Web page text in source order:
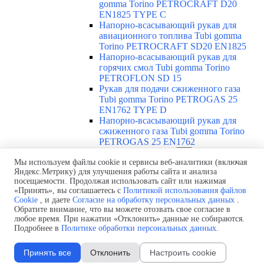
gomma Torino PETROCRAFT D20
EN1825 TYPE C
Напорно-всасывающий рукав для
авиационного топлива Tubi gomma
Torino PETROCRAFT SD20 EN1825
Напорно-всасывающий рукав для
горячих смол Tubi gomma Torino
PETROFLON SD 15
Рукав для подачи сжиженного газа
Tubi gomma Torino PETROGAS 25
EN1762 TYPE D
Напорно-всасывающий рукав для
сжиженного газа Tubi gomma Torino
PETROGAS 25 EN1762
Обзор абразивостойких рукавов
Напорно-всасывающий
абразивостойкий рукав Tubi gomma
Torino ABRACORR-FRA SD 10
Пескоструйный рукав Tubi gomma
Torino ABRASAND /12
Пескоструйный рукав Tubi gomma
Рукав для штукатурки Tubi gomma
Torino ABRAPLUS 40
Мы используем файлы cookie и сервисы веб-аналитики (включая
Яндекс.Метрику) для улучшения работы сайта и анализа
посещаемости. Продолжая использовать сайт или нажимая
«Принять», вы соглашаетесь с Политикой использования файлов
Cookie , и даете Согласие на обработку персональных данных .
Обратите внимание, что вы можете отозвать свое согласие в
любое время. При нажатии «Отклонить» данные не собираются.
Подробнее в Политике обработки персональных данных.
Принять все Отклонить Настроить cookie